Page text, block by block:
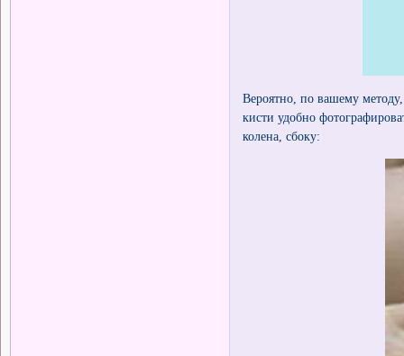
Вероятно, по вашему
кисти удобно
колена, сбоку: